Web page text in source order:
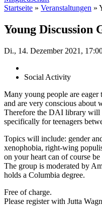
Startseite » Veranstaltungen »
Young Discussion
Di., 14. Dezember 2021,
Social Activity
Many young people are eager
and are very conscious about
Therefore the DAI library will
specifically for teenagers
Topics will include: gender
xenophobia, right-wing
on your heart can of course
The group is moderated by
holds a Columbia degree.
Free of charge.
Please register with Jutta